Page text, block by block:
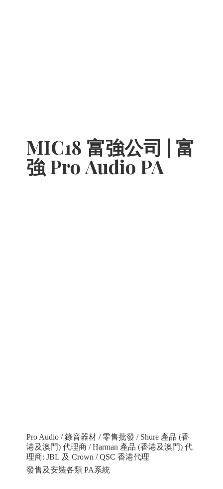
MIC18 富強公司 | 富
強 Pro Audio PA
Pro Audio / 錄音器材 / 零售批發 / Shure 產品 (香
港及澳門) 代理商 / Harman 產品 (香港及澳門) 代
理商: JBL 及 Crown / QSC 香港代理
發售及安裝各類 PA系統